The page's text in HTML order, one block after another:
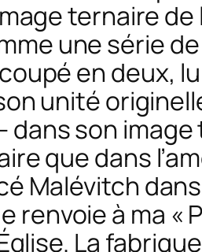
ternaire
une série
en deux,
unité
dans son
que dans
Malévitch
renvoie à ma «
La fabrique